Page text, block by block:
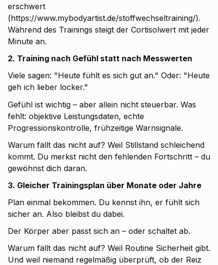
erschwert
(https://www.mybodyartist.de/stoffwechseltraining/).
Während des Trainings steigt der Cortisolwert mit jeder
Minute an.
2. Training nach Gefühl statt nach Messwerten
Viele sagen: "Heute fühlt es sich gut an." Oder: "Heute
geh ich lieber locker."
Gefühl ist wichtig – aber allein nicht steuerbar. Was
fehlt: objektive Leistungsdaten, echte
Progressionskontrolle, frühzeitige Warnsignale.
Warum fällt das nicht auf? Weil Stillstand schleichend
kommt. Du merkst nicht den fehlenden Fortschritt – du
gewöhnst dich daran.
3. Gleicher Trainingsplan über Monate oder Jahre
Plan einmal bekommen. Du kennst ihn, er fühlt sich
sicher an. Also bleibst du dabei.
Der Körper aber passt sich an – oder schaltet ab.
Warum fällt das nicht auf? Weil Routine Sicherheit gibt.
Und weil niemand regelmäßig überprüft, ob der Reiz